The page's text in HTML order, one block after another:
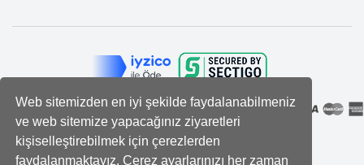
Web sitemizden en iyi şekilde faydalanabilmeniz
ve web sitemize yapacağınız ziyaretleri
kişiselleştirebilmek için çerezlerden
faydalanmaktayız. Çerez ayarlarınızı her zaman